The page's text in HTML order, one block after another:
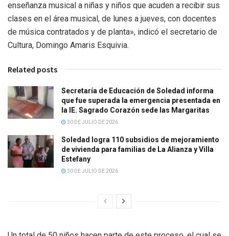
enseñanza musical a niñas y niños que acuden a recibir sus
clases en el área musical, de lunes a jueves, con docentes
de música contratados y de planta», indicó el secretario de
Cultura, Domingo Amaris Esquivia.
Related posts
Secretaría de Educación de Soledad informa
que fue superada la emergencia presentada en
la IE. Sagrado Corazón sede las Margaritas
30 DE JULIO DE 2026
Soledad logra 110 subsidios de mejoramiento
de vivienda para familias de La Alianza y Villa
Estefany
30 DE JULIO DE 2026